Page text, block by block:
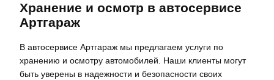
Хранение и осмотр в автосервисе
Артгараж
В автосервисе Артгараж мы предлагаем услуги по
хранению и осмотру автомобилей. Наши клиенты могут
быть уверены в надежности и безопасности своих